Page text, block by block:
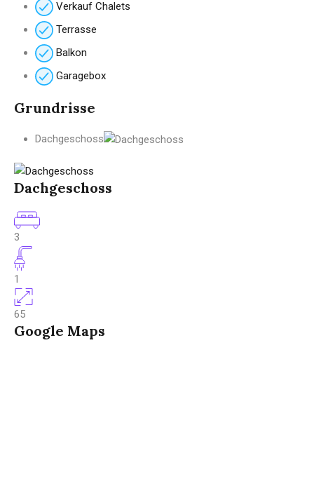
Verkauf Chalets
Terrasse
Balkon
Garagebox
Grundrisse
Dachgeschoss
Dachgeschoss
3
1
65
Google Maps